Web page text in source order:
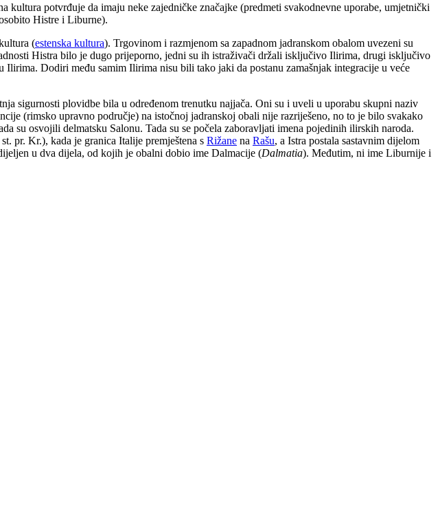
kultura potvrđuje da imaju neke zajedničke značajke (predmeti svakodnevne uporabe, umjetnički
Histre i Liburne).
(estenska kultura). Trgovinom i razmjenom sa zapadnom jadranskom obalom uvezeni su
Histra bilo je dugo prijeporno, jedni su ih istraživači držali isključivo Ilirima, drugi isključivo
Dodiri među samim Ilirima nisu bili tako jaki da postanu zamašnjak integracije u veće
sigurnosti plovidbe bila u određenom trenutku najjača. Oni su i uveli u uporabu skupni naziv
(rimsko upravno područje) na istočnoj jadranskoj obali nije razriješeno, no to je bilo svakako
su osvojili delmatsku Salonu. Tada su se počela zaboravljati imena pojedinih ilirskih naroda.
pr. Kr.), kada je granica Italije premještena s Rižane na Rašu, a Istra postala sastavnim dijelom
u dva dijela, od kojih je obalni dobio ime Dalmacije (Dalmatia). Međutim, ni ime Liburnije i